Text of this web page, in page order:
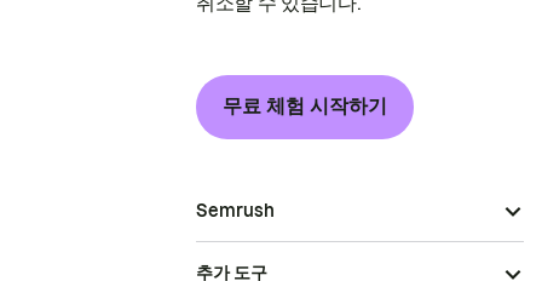
무료 체험 시작하기
Semrush
추가 도구